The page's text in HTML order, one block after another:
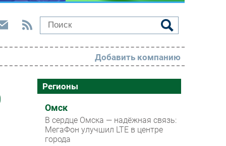
РАЗДЕЛЫ
Новости
Аналитика
Интервью
Добавить компанию
Регионы
Омск
В сердце Омска — надёжная связь:
МегаФон улучшил LTE в центре
города